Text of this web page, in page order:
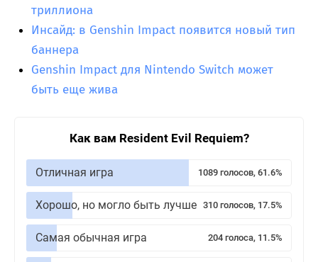
триллиона
Инсайд: в Genshin Impact появится новый тип
баннера
Genshin Impact для Nintendo Switch может
быть еще жива
Как вам Resident Evil Requiem?
Отличная игра 1089 голосов, 61.6%
Хорошо, но могло быть лучше 310 голосов, 17.5%
Самая обычная игра 204 голоса, 11.5%